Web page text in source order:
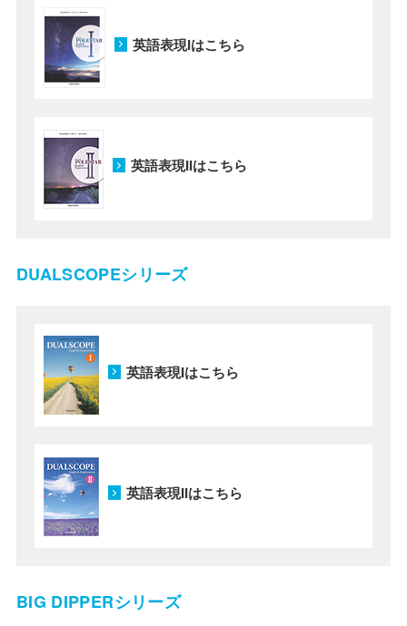
英語表現Iはこちら
英語表現IIはこちら
DUALSCOPEシリーズ
英語表現Iはこちら
英語表現IIはこちら
BIG DIPPERシリーズ